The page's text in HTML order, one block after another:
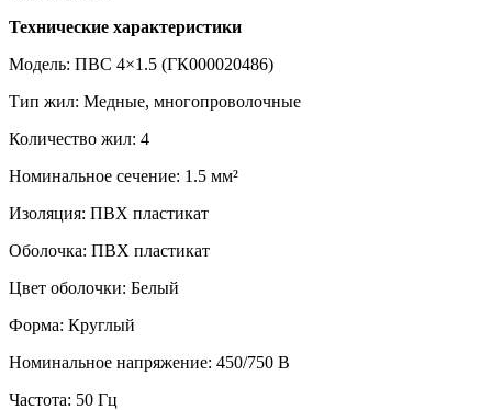
Технические характеристики
Модель: ПВС 4×1.5 (ГК000020486)
Тип жил: Медные, многопроволочные
Количество жил: 4
Номинальное сечение: 1.5 мм²
Изоляция: ПВХ пластикат
Оболочка: ПВХ пластикат
Цвет оболочки: Белый
Форма: Круглый
Номинальное напряжение: 450/750 В
Частота: 50 Гц